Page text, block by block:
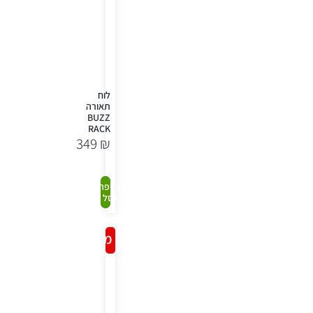
לוח
תאורה
BUZZ
RACK
349 ₪
קנה
עכשיו
הוספה
לסל
מבצע!